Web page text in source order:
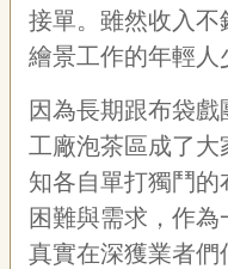
接單。雖然收入
繪景工作的年輕人
因為長期跟布袋
工廠泡茶區成了
知各自單打獨鬥
困難與需求，作
真實在深獲業者們